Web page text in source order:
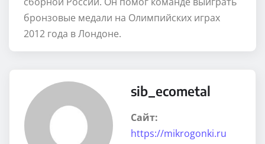
бронзовые медали на Олимпийских играх
2012 года в Лондоне.
sib_ecometal
Сайт:
https://mikrogonki.ru